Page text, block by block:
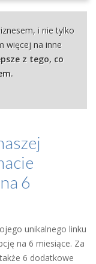
i nie tylko
więcej na inne
z tego, co
6
unikalnego linku
na 6 miesiące. Za
6 dodatkowe